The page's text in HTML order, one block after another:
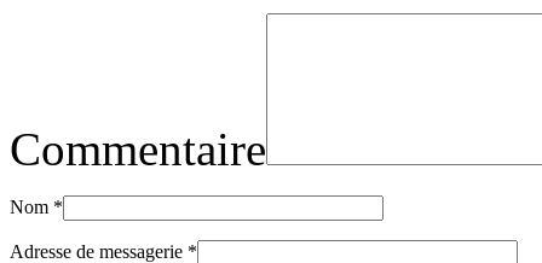
Commentaire
Nom *
Adresse de messagerie *